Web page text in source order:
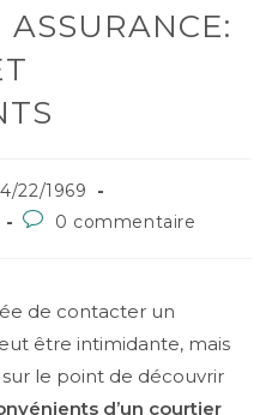
22/1969
0 commentaire
de contacter un
être intimidante, mais
sur le point de découvrir
d’un courtier